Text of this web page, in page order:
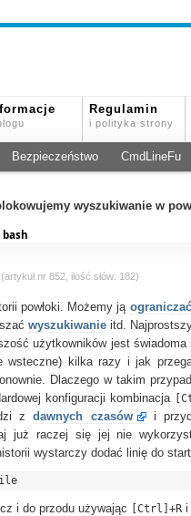
Regulamin
i polityka strony
Bezpieczeństwo CmdLineFu
wyszukiwanie w
(artykuł nr 852, ilość słów: 182)
powłoki. Możemy ją ograniczać
wyszukiwanie itd.
użytkowników jest świadoma
wsteczne) kilka razy i jak
Dlaczego w takim
konfiguracji kombinacja
zdawnych czasów
i
już raczej się jej nie
wystarczy dodać linię do
i do przodu używając [Ctrl]+R i